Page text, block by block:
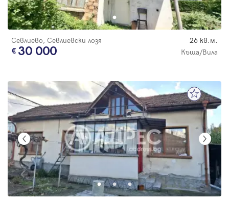
Севлиево, Севлиевски лозя 26 кв.м.
30 000 Къща/Вила